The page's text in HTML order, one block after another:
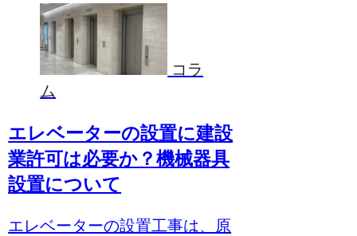
コラ
ム
エレベーターの設置に建設
業許可は必要か？機械器具
設置について
エレベーターの設置工事は、原